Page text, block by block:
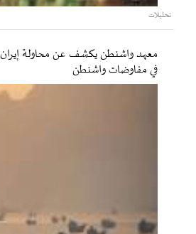
تحليلات
معهد واشنطن يكشف عن محاولة
في مفاوضات واشنطن